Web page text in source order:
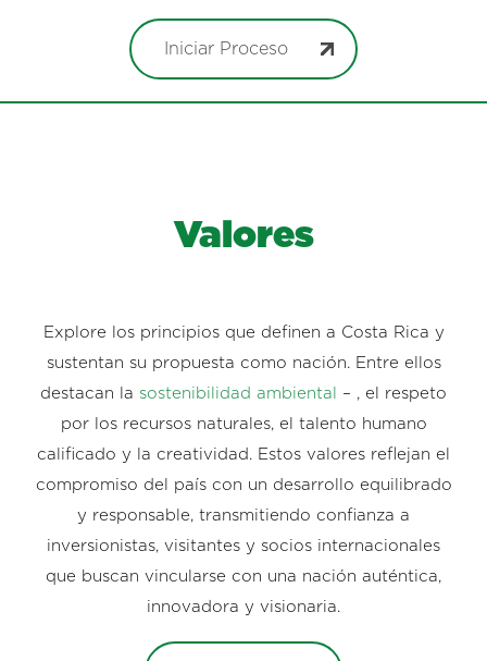
Iniciar Proceso
Valores
Explore los principios que definen a Costa Rica y
sustentan su propuesta como nación. Entre ellos
destacan la sostenibilidad ambiental
– , el respeto
por los recursos naturales, el talento humano
calificado y la creatividad. Estos valores reflejan el
compromiso del país con un desarrollo equilibrado
y responsable, transmitiendo confianza a
inversionistas, visitantes y socios internacionales
que buscan vincularse con una nación auténtica,
innovadora y visionaria.